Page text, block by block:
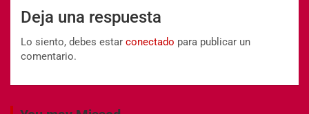
Deja una respuesta
Lo siento, debes estar conectado para publicar un
comentario.